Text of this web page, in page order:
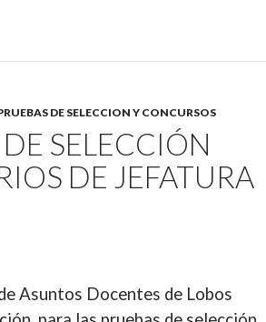
DE SELECCION Y CONCURSOS
SELECCIÓN
DE JEFATURA
Asuntos Docentes de Lobos